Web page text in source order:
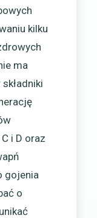
kilku
ma
i D oraz
gojenia
o